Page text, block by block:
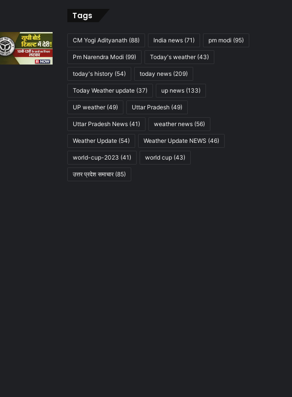
Tags
CM Yogi Adityanath(88) India news(71) pm modi (95)
Pm Narendra Modi (99) Today's weather(43)
today's history (54) today news(209)
Today Weather update(37) up news(133)
UP weather(49) Uttar Pradesh(49)
Uttar Pradesh News(41) weather news(56)
Weather Update(54) Weather Update NEWS (46)
world-cup-2023 (41) world cup(43)
उत्तर प्रदेश समाचार(85)